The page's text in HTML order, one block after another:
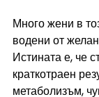
Много жени в
водени от
Истината е, че
краткотраен
метаболизъм,